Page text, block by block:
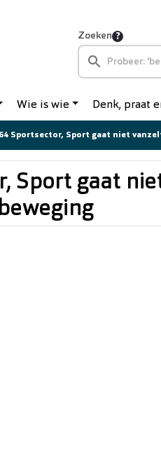
Zoeken
Wie is wie Denk, praat
Sportsector, Sport gaat niet vanzelf,
Sport gaat